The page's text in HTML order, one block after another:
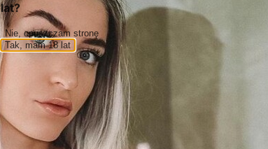
lat?
Nie, opuszczam stronę
Tak, mam 18 lat